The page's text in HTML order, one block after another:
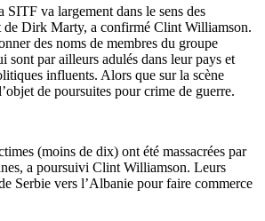
SITF va largement dans le sens des
de Dirk Marty, a confirmé Clint Williamson.
des noms de membres du groupe
sont par ailleurs adulés dans leur pays et
influents. Alors que sur la scène
de poursuites pour crime de guerre.
(moins de dix) ont été massacrées par
a poursuivi Clint Williamson. Leurs
Serbie vers l’Albanie pour faire commerce